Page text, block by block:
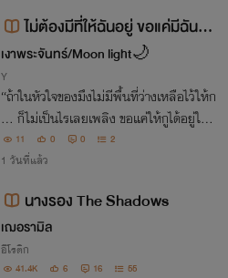
ไม่ต้องมีที่ให้ฉันอยู่ ขอแค่มีฉันอยู่
ก็พอ Hold Me In Your Shadow
เงาพระจันทร์/Moon light🌙
Y
​“ถ้าในหัวใจของมึงไม่มีพื้นที่ว่างเหลือไว้ให้ก
ู… ก็ไม่เป็นไรเลยเพลิง ขอแค่ให้กูได้อยู่ในชีวิ
ตมึงต่อไป ในฐานะอะไรก็ได้… แค่นั้นก็เกินพ
อแล้ว”
11 0 0 2
1 วันที่แล้ว
นางรอง The Shadows
เฌอรามิล
อีโรติก
41.4K 6 16 55